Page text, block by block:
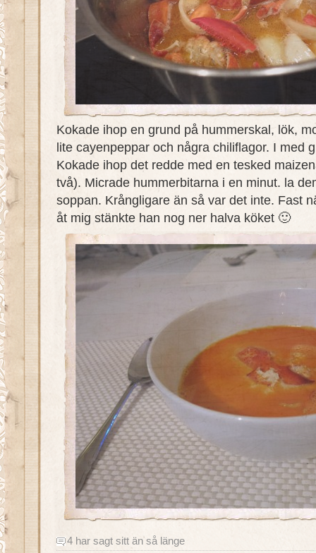
Kokade ihop en grund på hummerskal, lök,
lite cayenpeppar och några chiliflagor. I med
Kokade ihop det redde med en tesked
två). Micrade hummerbitarna i en minut. la
soppan. Krångligare än så var det inte. Fast
åt mig stänkte han nog ner halva köket 🙂
4 har sagt sitt än så länge